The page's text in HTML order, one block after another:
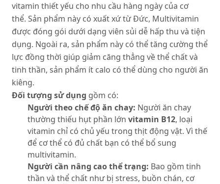
vitamin thiết yếu cho nhu cầu hàng ngày của cơ
thể. Sản phẩm này có xuất xứ từ Đức, Multivitamin
được đóng gói dưới dạng viên sủi dễ hấp thu và tiện
dụng. Ngoài ra, sản phẩm này có thể tăng cường thể
lực đồng thời giúp giảm căng thẳng về thể chất và
tinh thần, sản phẩm ít calo có thể dùng cho người ăn
kiêng.
Đối tượng sử dụng gồm có:
Người theo chế độ ăn chay: Người ăn chay
thường thiếu hụt phần lớn vitamin B12, loại
vitamin chỉ có chủ yếu trong thịt động vật. Vì thế
để cơ thể có đủ chất bạn có thể bổ sung
multivitamin.
Người cần nâng cao thể trạng: Bao gồm tinh
thần và thể chất như bị stress, buồn chán, cơ